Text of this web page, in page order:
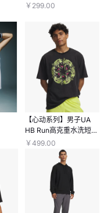
￥299.00
【心动系列】男子UA
HB Run高克重水洗短袖
T恤
￥499.00